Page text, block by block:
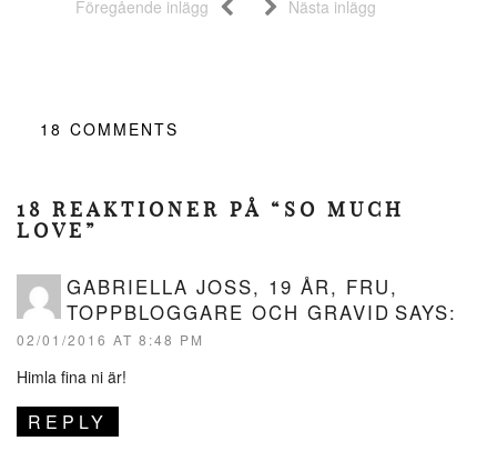
Föregående inlägg Nästa inlägg
18 COMMENTS
18 REAKTIONER PÅ “SO MUCH
LOVE”
GABRIELLA JOSS, 19 ÅR, FRU,
TOPPBLOGGARE OCH GRAVID SAYS:
02/01/2016 AT 8:48 PM
Himla fina ni är!
REPLY